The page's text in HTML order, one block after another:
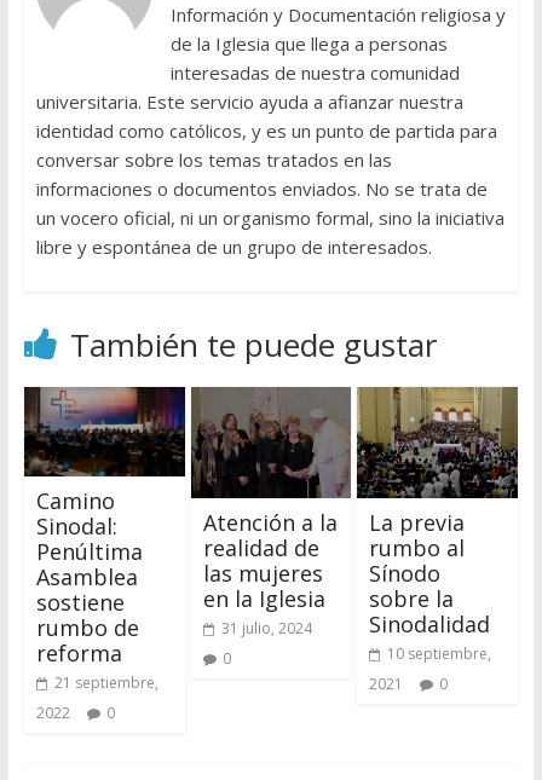
Información y Documentación religiosa y
de la Iglesia que llega a personas
interesadas de nuestra comunidad
universitaria. Este servicio ayuda a afianzar nuestra
identidad como católicos, y es un punto de partida para
conversar sobre los temas tratados en las
informaciones o documentos enviados. No se trata de
un vocero oficial, ni un organismo formal, sino la iniciativa
libre y espontánea de un grupo de interesados.
También te puede gustar
Camino
Sinodal:
Penúltima
Asamblea
sostiene
rumbo de
reforma
21 septiembre,
2022
0
Atención a la
realidad de
las mujeres
en la Iglesia
31 julio, 2024
0
La previa
rumbo al
Sínodo
sobre la
Sinodalidad
10 septiembre,
2021
0